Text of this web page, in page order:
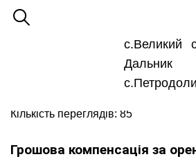
с.Великий
Дальник
Новини та оголошення
Кількість переглядів: 85
Грошова компенсація за